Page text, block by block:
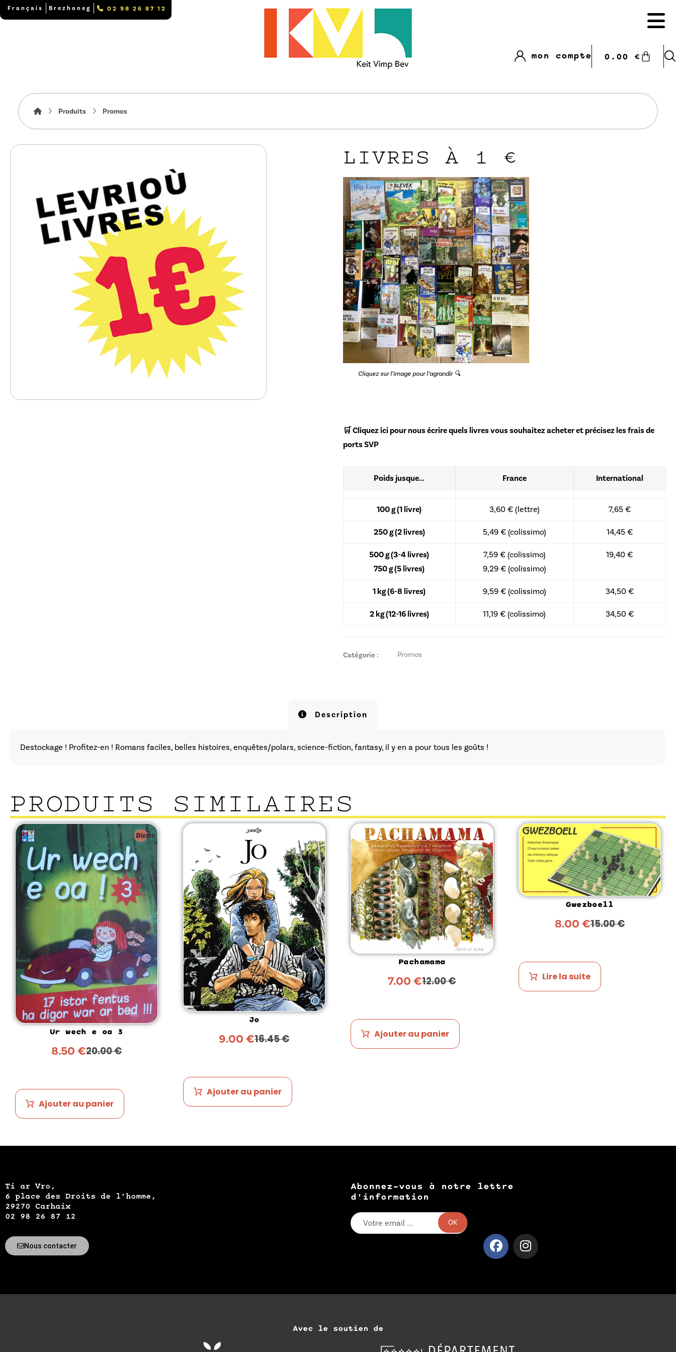
Français Brezhoneg 02 98 26 87 12
0.00 €
mon compte
Produits Promos
LIVRES À 1 €
Cliquez sur l’image pour l’agrandir 🔍
🛒 Cliquez ici pour nous écrire quels livres vous souhaitez acheter et précisez les frais de
ports SVP
Poids jusque… France International
100 g (1 livre) 3,60 € (lettre) 7,65 €
250 g (2 livres) 5,49 € (colissimo) 14,45 €
500 g (3-4 livres)
750 g (5 livres)
7,59 € (colissimo)
9,29 € (colissimo)
19,40 €
1 kg (6-8 livres) 9,59 € (colissimo) 34,50 €
2 kg (12-16 livres) 11,19 € (colissimo) 34,50 €
Catégorie : Promos
Description
Destockage ! Profitez-en ! Romans faciles, belles histoires, enquêtes/polars, science-fiction, fantasy, il y en a pour tous les goûts !
PRODUITS SIMILAIRES
Ur wech e oa 3
20.00€
8.50 €
Ajouter au panier
Jo
16.45€
9.00€
Ajouter au panier
Pachamama
12.00€
7.00€
Ajouter au panier
Gwezboell
15.00€
8.00 €
Lire la suite
Ti ar Vro,
6 place des Droits de l’homme,
29270 Carhaix
02 98 26 87 12
Nous contacter
Abonnez-vous à notre lettre
d'information
OK
Avec le soutien de